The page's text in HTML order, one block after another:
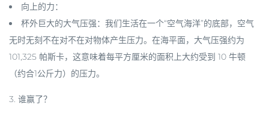
向上的力：
杯外巨大的大气压强：我们生活在一个“空气海洋”的底部，空气
无时无刻不在对不在对物体产生压力。在海平面，大气压强约为
101,325 帕斯卡，这意味着每平方厘米的面积上大约受到 10 牛顿
（约合1公斤力）的压力。
3. 谁赢了？